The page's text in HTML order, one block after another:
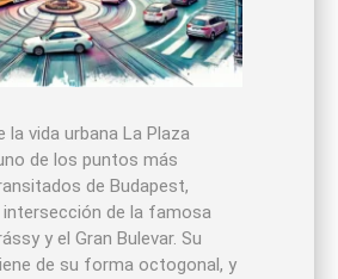
la vida urbana La Plaza
de los puntos más
de Budapest,
intersección de la famosa
y el Gran Bulevar. Su
de su forma octogonal, y